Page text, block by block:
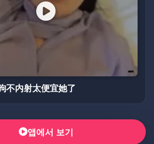
不内射太便宜她了
앱에서 보기